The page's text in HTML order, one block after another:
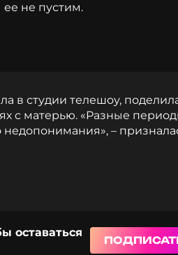
не пустим.
в студии телешоу,
с матерью. «Разные
недопонимания», –
оставаться